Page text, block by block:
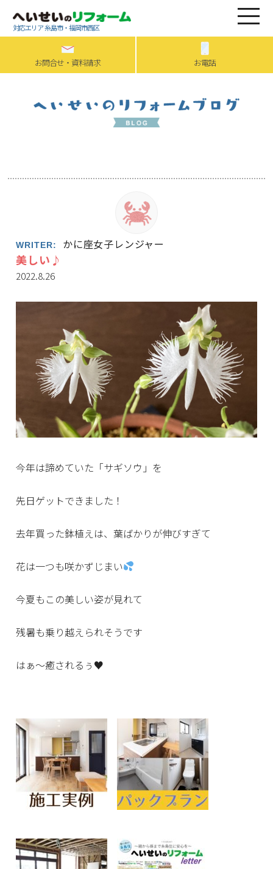
対応エリア 糸島市・福岡市西区
お問合せ・資料請求 お電話
WRITER: かに座女子レンジャー
美しい♪
2022.8.26
今年は諦めていた「サギソウ」を
先日ゲットできました！
去年買った鉢植えは、葉ばかりが伸びすぎて
花は一つも咲かずじまい
今夏もこの美しい姿が見れて
残暑も乗り越えられそうです
はぁ～癒されるぅ♥